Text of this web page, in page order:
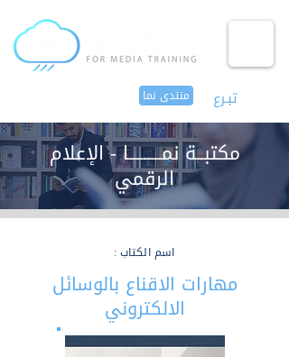
منتدى نما تبـرع
مكتبــة نمـــــــــا - الإعلام
الرقمي
اسم الكتاب :
مهارات الاقناع بالوسائل
الالكتروني